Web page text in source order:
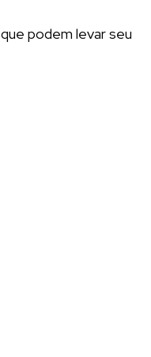
que podem levar seu